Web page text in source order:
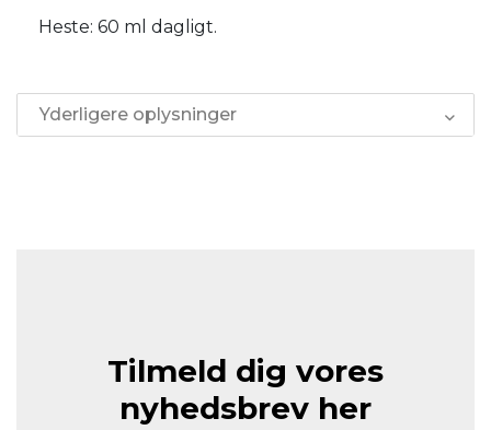
Heste: 60 ml dagligt.
Yderligere oplysninger
Tilmeld dig vores
nyhedsbrev her